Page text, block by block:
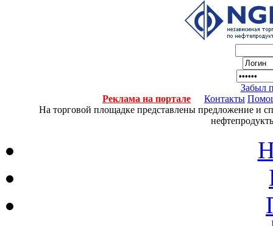
Забыл
Реклама на портале
Контакты
На торговой площадке представлены предложение и